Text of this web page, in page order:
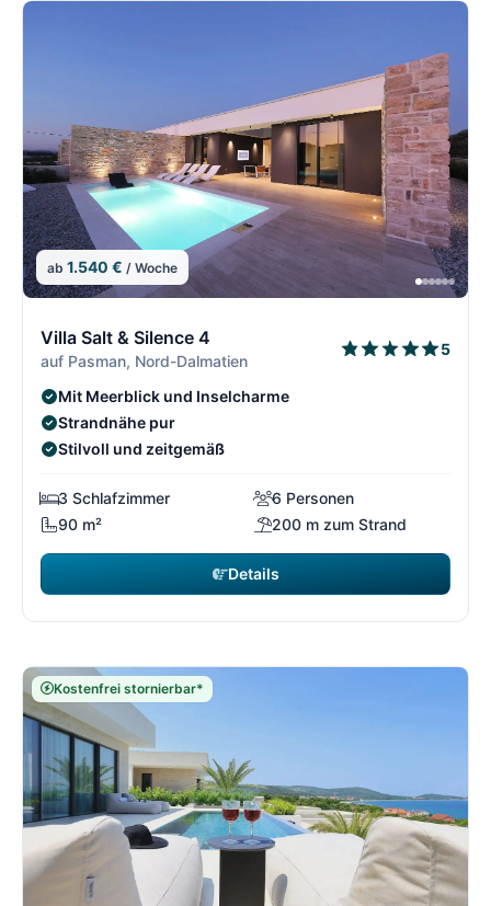
ab 1.540 € / Woche
Villa Salt & Silence 4
auf Pasman, Nord-Dalmatien
5
Mit Meerblick und Inselcharme
Strandnähe pur
Stilvoll und zeitgemäß
3 Schlafzimmer
6 Personen
90 m²
200 m zum Strand
Details
Kostenfrei stornierbar*